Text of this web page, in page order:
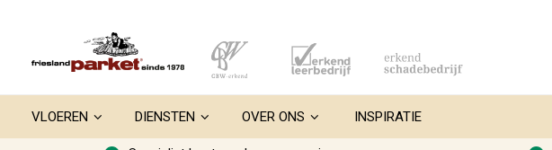
VLOEREN DIENSTEN OVER ONS INSPIRATIE